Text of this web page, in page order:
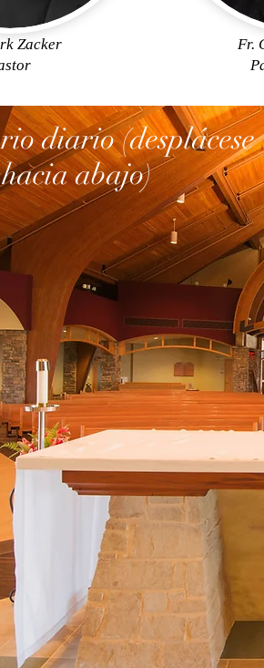
Zacker
Fr.
diario (desplácese
hacia abajo)